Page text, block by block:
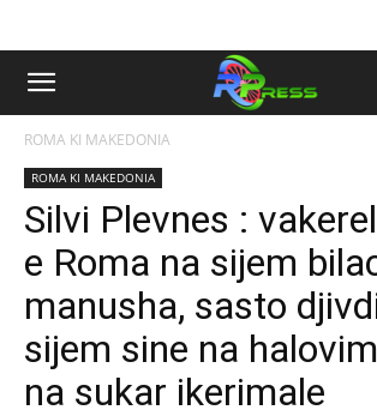
ROMA KI MAKEDONIA
ROMA KI MAKEDONIA
Silvi Plevnes :
e Roma na sijem
manusha, sasto
sijem sine na
na sukar ikerimale